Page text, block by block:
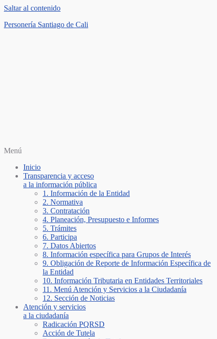
Saltar al contenido
Personería Santiago de Cali
Menú
Inicio
Transparencia y acceso
a la información pública
1. Información de la Entidad
2. Normativa
3. Contratación
4. Planeación, Presupuesto e Informes
5. Trámites
6. Participa
7. Datos Abiertos
8. Información específica para Grupos de Interés
9. Obligación de Reporte de Información Específica de
la Entidad
10. Información Tributaria en Entidades Territoriales
11. Menú Atención y Servicios a la Ciudadanía
12. Sección de Noticias
Atención y servicios
a la ciudadanía
Radicación PQRSD
Acción de Tutela